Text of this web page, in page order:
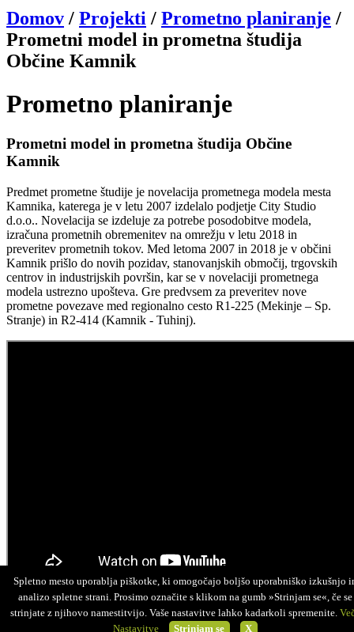
Domov / Projekti / Prometno planiranje /
Prometni model in prometna študija
Občine Kamnik
Prometno planiranje
Prometni model in prometna študija Občine
Kamnik
Predmet prometne študije je novelacija prometnega modela mesta
Kamnika, katerega je v letu 2007 izdelalo podjetje City Studio
d.o.o.. Novelacija se izdeluje za potrebe posodobitve modela,
izračuna prometnih obremenitev na omrežju v letu 2018 in
preveritev prometnih tokov. Med letoma 2007 in 2018 je v občini
Kamnik prišlo do novih pozidav, stanovanjskih območij, trgovskih
centrov in industrijskih površin, kar se v novelaciji prometnega
modela ustrezno upošteva. Gre predvsem za preveritev nove
prometne povezave med regionalno cesto R1-225 (Mekinje – Sp.
Stranje) in R2-414 (Kamnik - Tuhinj).
©NGN MEDIA 2026
Spletno mesto uporablja piškotke, ki omogočajo boljšo uporabniško izkušnjo
analizo spletne strani. Prosimo označite s klikom na gumb »Strinjam se«, če se
strinjate z njihovo namestitvijo. Vaše nastavitve lahko kadarkoli spremenite.
Nastavitve
Strinjam se X